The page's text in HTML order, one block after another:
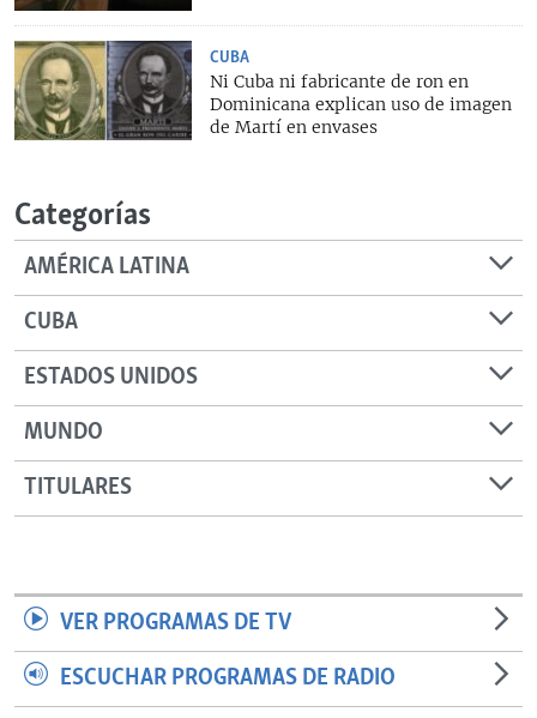
CUBA
Ni Cuba ni fabricante de ron en
Dominicana explican uso de imagen
de Martí en envases
Categorías
AMÉRICA LATINA
CUBA
ESTADOS UNIDOS
MUNDO
TITULARES
VER PROGRAMAS DE TV
ESCUCHAR PROGRAMAS DE RADIO